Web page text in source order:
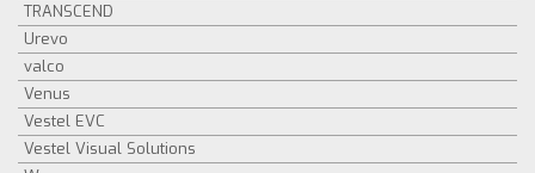
TRANSCEND
Urevo
valco
Venus
Vestel EVC
Vestel Visual Solutions